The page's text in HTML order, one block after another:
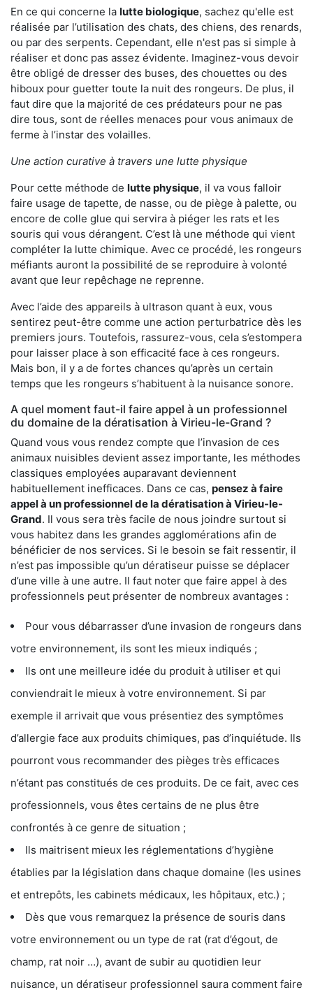
En ce qui concerne la lutte biologique, sachez qu'elle est
réalisée par l’utilisation des chats, des chiens, des renards,
ou par des serpents. Cependant, elle n'est pas si simple à
réaliser et donc pas assez évidente. Imaginez-vous devoir
être obligé de dresser des buses, des chouettes ou des
hiboux pour guetter toute la nuit des rongeurs. De plus, il
faut dire que la majorité de ces prédateurs pour ne pas
dire tous, sont de réelles menaces pour vous animaux de
ferme à l’instar des volailles.
Une action curative à travers une lutte physique
Pour cette méthode de lutte physique, il va vous falloir
faire usage de tapette, de nasse, ou de piège à palette, ou
encore de colle glue qui servira à piéger les rats et les
souris qui vous dérangent. C’est là une méthode qui vient
compléter la lutte chimique. Avec ce procédé, les rongeurs
méfiants auront la possibilité de se reproduire à volonté
avant que leur repêchage ne reprenne.
Avec l’aide des appareils à ultrason quant à eux, vous
sentirez peut-être comme une action perturbatrice dès les
premiers jours. Toutefois, rassurez-vous, cela s’estompera
pour laisser place à son efficacité face à ces rongeurs.
Mais bon, il y a de fortes chances qu’après un certain
temps que les rongeurs s’habituent à la nuisance sonore.
A quel moment faut-il faire appel à un professionnel
du domaine de la dératisation à Virieu-le-Grand ?
Quand vous vous rendez compte que l’invasion de ces
animaux nuisibles devient assez importante, les méthodes
classiques employées auparavant deviennent
habituellement inefficaces. Dans ce cas, pensez à faire
appel à un professionnel de la dératisation à Virieu-le-
Grand. Il vous sera très facile de nous joindre surtout si
vous habitez dans les grandes agglomérations afin de
bénéficier de nos services. Si le besoin se fait ressentir, il
n’est pas impossible qu’un dératiseur puisse se déplacer
d’une ville à une autre. Il faut noter que faire appel à des
professionnels peut présenter de nombreux avantages :
Pour vous débarrasser d’une invasion de rongeurs dans
votre environnement, ils sont les mieux indiqués ;
Ils ont une meilleure idée du produit à utiliser et qui
conviendrait le mieux à votre environnement. Si par
exemple il arrivait que vous présentiez des symptômes
d’allergie face aux produits chimiques, pas d’inquiétude. Ils
pourront vous recommander des pièges très efficaces
n’étant pas constitués de ces produits. De ce fait, avec ces
professionnels, vous êtes certains de ne plus être
confrontés à ce genre de situation ;
Ils maitrisent mieux les réglementations d’hygiène
établies par la législation dans chaque domaine (les usines
et entrepôts, les cabinets médicaux, les hôpitaux, etc.) ;
Dès que vous remarquez la présence de souris dans
votre environnement ou un type de rat (rat d’égout, de
champ, rat noir …), avant de subir au quotidien leur
nuisance, un dératiseur professionnel saura comment faire